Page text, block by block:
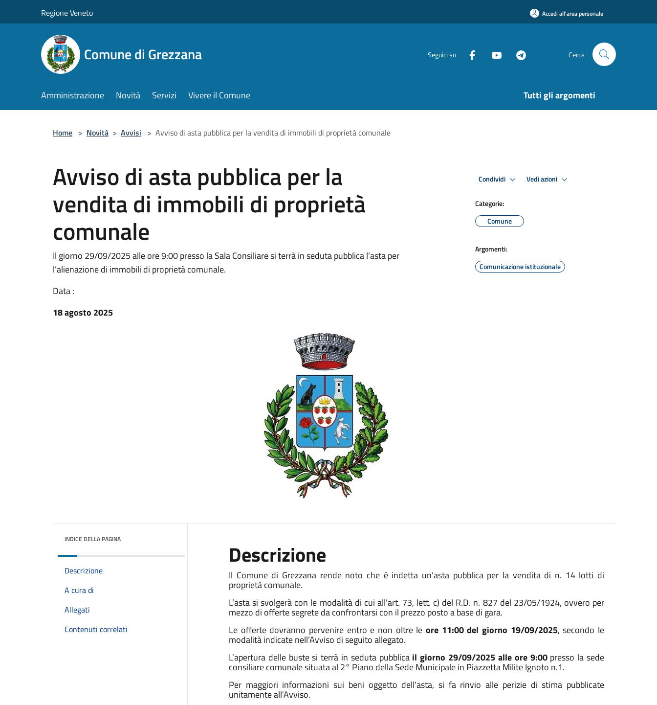
Regione Veneto Accedi all'area personale
Comune di Grezzana Seguici su Cerca
Amministrazione Novità Servizi Vivere il Comune Tutti gli argomenti
Home > Novità > Avvisi > Avviso di asta pubblica per la vendita di immobili di proprietà comunale
Avviso di asta pubblica per la
vendita di immobili di proprietà
comunale
Il giorno 29/09/2025 alle ore 9:00 presso la Sala Consiliare si terrà in seduta pubblica l’asta per
l’alienazione di immobili di proprietà comunale.
Data :
18 agosto 2025
Condividi Vedi azioni
Categorie:
Comune
Argomenti:
Comunicazione istituzionale
INDICE DELLA PAGINA
Descrizione
A cura di
Allegati
Contenuti correlati
Descrizione
Il Comune di Grezzana rende noto che è indetta un’asta pubblica per la vendita di n. 14 lotti di
proprietà comunale.
L’asta si svolgerà con le modalità di cui all’art. 73, lett. c) del R.D. n. 827 del 23/05/1924, ovvero per
mezzo di offerte segrete da confrontarsi con il prezzo posto a base di gara.
Le offerte dovranno pervenire entro e non oltre le ore 11:00 del giorno 19/09/2025, secondo le
modalità indicate nell’Avviso di seguito allegato.
L’apertura delle buste si terrà in seduta pubblica il giorno 29/09/2025 alle ore 9:00 presso la sede
consiliare comunale situata al 2° Piano della Sede Municipale in Piazzetta Milite Ignoto n.1.
Per maggiori informazioni sui beni oggetto dell'asta, si fa rinvio alle perizie di stima pubblicate
unitamente all’Avviso.